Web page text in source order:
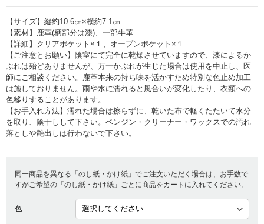
【サイズ】縦約10.6㎝×横約7.1㎝
【素材】鹿革(柄部分は漆)、一部牛革
【詳細】クリアポケット×１、オープンポケット×１
【ご注意とお願い】陰室にて完全に乾燥させていますので、漆によるか
ぶれは殆どありませんが、万一かぶれが生じた場合は使用を中止し、医
師にご相談ください。鹿革本来の持ち味を活かすため特別な色止め加工
は施しておりません。雨や水に濡れると風合いが変化したり、衣類への
色移りすることがあります。
【お手入れ方法】濡れた場合は擦らずに、乾いた布で軽くたたいて水分
を取り、陰干しして下さい。ベンジン・クリーナー・ワックスでの汚れ
落としや艶出しは行わないで下さい。
同一商品を異なる「のし紙・かけ紙」でご注文いただく場合は、お手数で
すがご希望の「のし紙・かけ紙」ごとに商品をカートに入れてください。
色